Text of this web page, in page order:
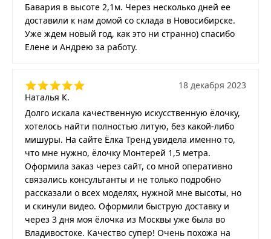
Бавария в высоте 2,1м. Через несколько дней ее
доставили к нам домой со склада в Новосибирске.
Уже ждем новый год, как это ни странно) спасибо
Елене и Андрею за работу.
Наталья К.
18 декабря 2023
Долго искала качественную искусственную ёлочку,
хотелось найти полностью литую, без какой-либо
мишуры. На сайте Ёлка Тренд увидела именно то,
что мне нужно, ёлочку Монтерей 1,5 метра.
Оформила заказ через сайт, со мной оперативно
связались консультанты и не только подробно
рассказали о всех моделях, нужной мне высоты, но
и скинули видео. Оформили быструю доставку и
через 3 дня моя ёлочка из Москвы уже была во
Владивостоке. Качество супер! Очень похожа на